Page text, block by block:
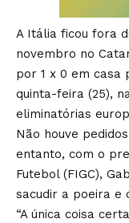
A Itália ficou fora
novembro no
por 1 x 0 em casa
quinta-feira (25),
eliminatórias
Não houve
entanto, com o
Futebol (FIGC),
sacudir a poeira e
“A única coisa